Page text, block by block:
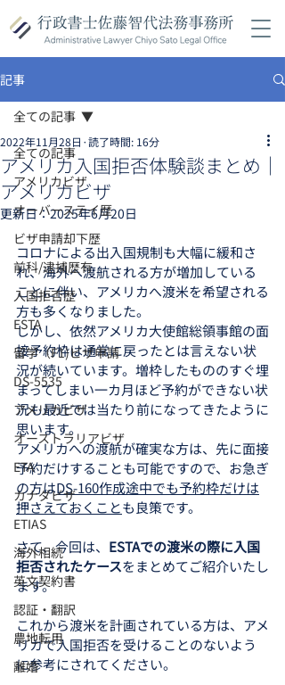
記事
全ての記事
アメリカビザ
オーバーステイ歴
ビザ申請却下歴
前科/逮捕歴有
入国拒否歴
ESTA
留学（F1)ビザ申請
DS-5535
アメリカビザ
オーストラリアビザ
ETA
カナダビザ
ETIAS
海外相続
英文契約書
認証・翻訳
農地転用
離婚
全ての記事
アメリカ入国拒否体験談まとめ｜
アメリカビザ
2022年11月28日 読了時間: 16分
更新日：2025年6月20日
コロナによる出入国規制も大幅に緩和さ
れ、海外へ渡航される方が増加している
ことに伴い、アメリカへ渡米を希望される
方も多くなりました。
しかし、依然アメリカ大使館総領事館の面
接予約枠は通常に戻ったとは言えない状
況が続いています。増枠したもののすぐ埋
まってしまい一カ月ほど予約ができない状
況も最近では当たり前になってきたように
思います。
アメリカへの渡航が確実な方は、先に面接
予約だけすることも可能ですので、お急ぎ
の方はDS-160作成途中でも予約枠だけは
押さえておくことも良策です。
さて、今回は、 ESTAでの渡米の際に入国
拒否されたケースをまとめてご紹介いたし
ます。
これから渡米を計画されている方は、アメ
リカで入国拒否を受けることのないよう
に参考にされてください。